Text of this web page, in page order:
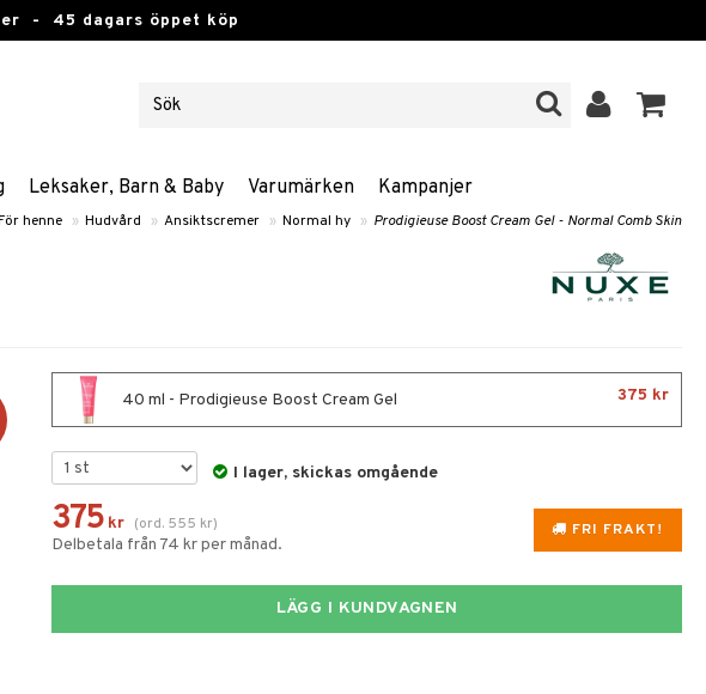
- 45 dagars öppet köp
Leksaker, Barn & Baby Varumärken Kampanjer
henne » Hudvård » Ansiktscremer » Normal hy » Prodigieuse Boost Cream Gel - Normal Comb Skin
40 ml - Prodigieuse Boost Cream Gel 375 kr
I lager, skickas omgående
FRI FRAKT!
375 kr (ord. 555 kr)
Delbetala från 74 kr per månad.
LÄGG I KUNDVAGNEN